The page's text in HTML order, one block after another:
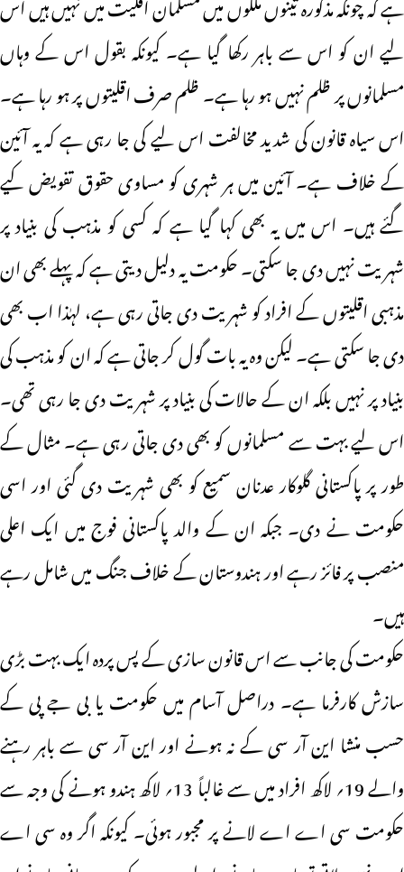
لیے ان کو اس سے باہر رکھا گیا ہے۔ کیونکہ بقول اس کے وہاں
مسلمانوں پر ظلم نہیں ہو رہا ہے۔ ظلم صرف اقلیتوں پر ہو رہا ہے۔
اس سیاہ قانون کی شدید مخالفت اس لیے کی جا رہی ہے کہ یہ آئین
کے خلاف ہے۔ آئین میں ہر شہری کو مساوی حقوق تفویض کیے
گئے ہیں۔ اس میں یہ بھی کہا گیا ہے کہ کسی کو مذہب کی بنیاد پر
شہریت نہیں دی جا سکتی۔ حکومت یہ دلیل دیتی ہے کہ پہلے بھی ان
مذہبی اقلیتوں کے افراد کو شہریت دی جاتی رہی ہے، لہٰذا اب بھی
دی جا سکتی ہے۔ لیکن وہ یہ بات گول کر جاتی ہے کہ ان کو مذہب کی
بنیاد پر نہیں بلکہ ان کے حالات کی بنیاد پر شہریت دی جا رہی تھی۔
اس لیے بہت سے مسلمانوں کو بھی دی جاتی رہی ہے۔ مثال کے
طور پر پاکستانی گلوکار عدنان سمیع کو بھی شہریت دی گئی اور اسی
حکومت نے دی۔ جبکہ ان کے والد پاکستانی فوج میں ایک اعلی
منصب پر فائز رہے اور ہندوستان کے خلاف جنگ میں شامل رہے
ہیں۔
حکومت کی جانب سے اس قانون سازی کے پس پردہ ایک بہت بڑی
سازش کارفرما ہے۔ دراصل آسام میں حکومت یا بی جے پی کے
حسب منشا این آر سی کے نہ ہونے اور این آر سی سے باہر رہنے
والے 19؍ لاکھ افراد میں سے غالباً 13؍ لاکھ ہندو ہونے کی وجہ سے
حکومت سی اے اے لانے پر مجبور ہوئی۔ کیونکہ اگر وہ سی اے